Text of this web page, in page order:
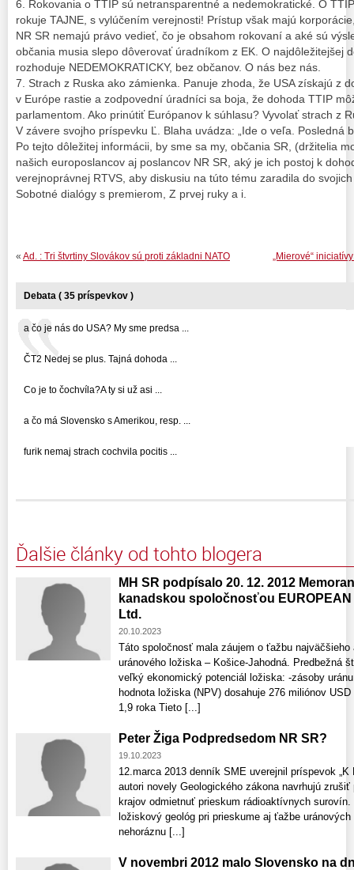
6. Rokovania o TTIP sú netransparentné a nedemokratické. O
rokuje TAJNE, s vylúčením verejnosti! Prístup však majú
NR SR nemajú právo vedieť, čo je obsahom rokovaní a aké sú
občania musia slepo dôverovať úradníkom z EK. O najdôležitejšej
rozhoduje NEDEMOKRATICKY, bez občanov. O nás bez nás.
7. Strach z Ruska ako zámienka. Panuje zhoda, že USA získajú z
v Európe rastie a zodpovední úradníci sa boja, že dohoda TTIP
parlamentom. Ako prinútiť Európanov k súhlasu? Vyvolať strach z
V závere svojho príspevku Ľ. Blaha uvádza: „Ide o veľa. Posledná
Po tejto dôležitej informácii, by sme sa my, občania SR, (držitelia
našich europoslancov aj poslancov NR SR, aký je ich postoj k
verejnoprávnej RTVS, aby diskusiu na túto tému zaradila do
Sobotné dialógy s premierom, Z prvej ruky a i.
„Mierové“
« Ad. : Tri štvrtiny Slovákov sú proti základni NATO
Debata ( 35 príspevkov )
a čo je nás do USA? My sme predsa ...
ČT2 Nedej se plus. Tajná dohoda ...
Co je to čochvíla?A ty si už asi ...
a čo má Slovensko s Amerikou, resp. ...
furik nemaj strach cochvila pocitis ...
Ďalšie články od tohto blogera
MH SR podpísalo 20. 12. 2012
kanadskou spoločnosťou EUROPEAN
Ltd.
20.10.2023
Táto spoločnosť mala záujem o ťažbu
uránového ložiska – Košice-Jahodná. Predbežná
veľký ekonomický potenciál ložiska: -zásoby
hodnota ložiska (NPV) dosahuje 276 miliónov
1,9 roka Tieto [...]
Peter Žiga Podpredsedom NR SR?
19.10.2023
12.marca 2013 denník SME uverejnil príspevok
autori novely Geologického zákona navrhujú
krajov odmietnuť prieskum rádioaktívnych
ložiskový geológ pri prieskume aj ťažbe
nehoráznu [...]
V novembri 2012 malo Slovensko na